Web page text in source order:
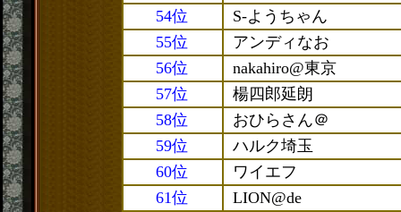
54位
S-ようちゃん
55位
アンディなお
56位
nakahiro@東京
57位
楊四郎延朗
58位
おひらさん＠
59位
ハルク埼玉
60位
ワイエフ
61位
LION@de